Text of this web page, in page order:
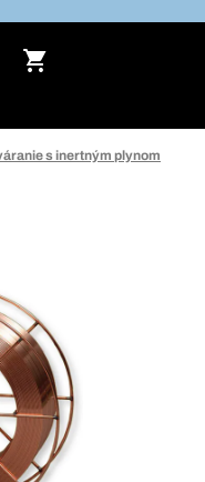
s inertným plynom